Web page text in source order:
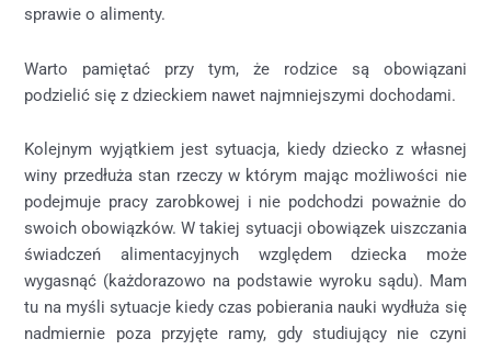
sprawie o alimenty.
Warto pamiętać przy tym, że rodzice są obowiązani
podzielić się z dzieckiem nawet najmniejszymi dochodami.
Kolejnym wyjątkiem jest sytuacja, kiedy dziecko z własnej
winy przedłuża stan rzeczy w którym mając możliwości nie
podejmuje pracy zarobkowej i nie podchodzi poważnie do
swoich obowiązków. W takiej sytuacji obowiązek uiszczania
świadczeń alimentacyjnych względem dziecka może
wygasnąć (każdorazowo na podstawie wyroku sądu). Mam
tu na myśli sytuacje kiedy czas pobierania nauki wydłuża się
nadmiernie poza przyjęte ramy, gdy studiujący nie czyni